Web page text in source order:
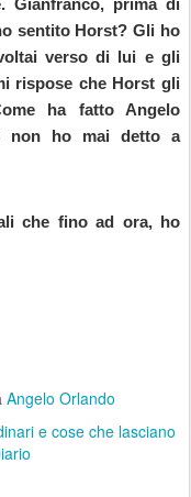
Gianfranco, prima di
sentito Horst? Gli ho
verso di lui e gli
rispose che Horst gli
ha fatto Angelo
non ho mai detto a
che fino ad ora, ho
Angelo Orlando
e cose che lasciano